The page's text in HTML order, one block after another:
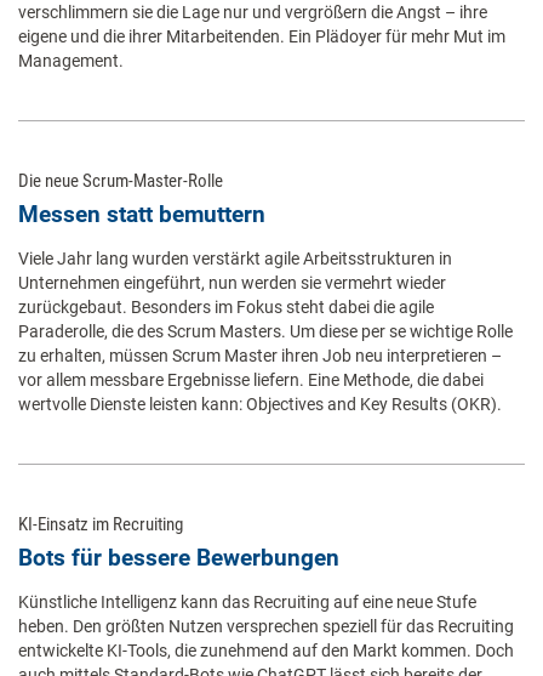
verschlimmern sie die Lage nur und vergrößern die Angst – ihre
eigene und die ihrer Mitarbeitenden. Ein Plädoyer für mehr Mut im
Management.
Die neue Scrum-Master-Rolle
Messen statt bemuttern
Viele Jahr lang wurden verstärkt agile Arbeitsstrukturen in
Unternehmen eingeführt, nun werden sie vermehrt wieder
zurückgebaut. Besonders im Fokus steht dabei die agile
Paraderolle, die des Scrum Masters. Um diese per se wichtige Rolle
zu erhalten, müssen Scrum Master ihren Job neu interpretieren –
vor allem messbare Ergebnisse liefern. Eine Methode, die dabei
wertvolle Dienste leisten kann: Objectives and Key Results (OKR).
KI-Einsatz im Recruiting
Bots für bessere Bewerbungen
Künstliche Intelligenz kann das Recruiting auf eine neue Stufe
heben. Den größten Nutzen versprechen speziell für das Recruiting
entwickelte KI-Tools, die zunehmend auf den Markt kommen. Doch